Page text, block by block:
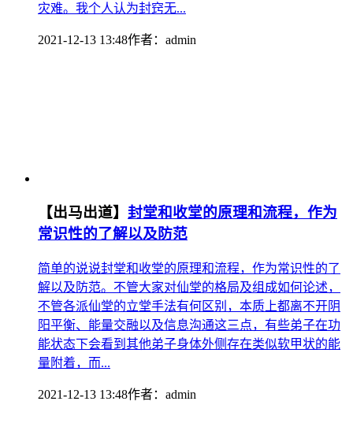
灾难。我个人认为封窍无...
2021-12-13 13:48作者： admin
【出马出道】 封堂和收堂的原理和流程，作为
常识性的了解以及防范
简单的说说封堂和收堂的原理和流程，作为常识性的了
解以及防范。不管大家对仙堂的格局及组成如何论述，
不管各派仙堂的立堂手法有何区别，本质上都离不开阴
阳平衡、能量交融以及信息沟通这三点，有些弟子在功
能状态下会看到其他弟子身体外侧存在类似软甲状的能
量附着，而...
2021-12-13 13:48作者： admin